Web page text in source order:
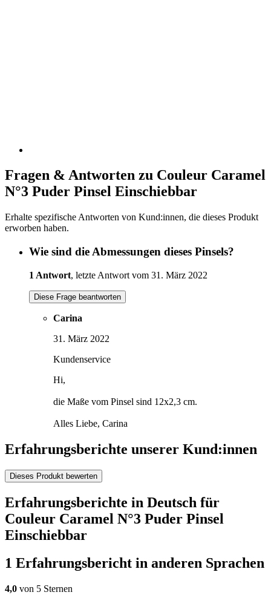
Fragen & Antworten zu Couleur Caramel
N°3 Puder Pinsel Einschiebbar
Erhalte spezifische Antworten von Kund:innen, die dieses Produkt
erworben haben.
Wie sind die Abmessungen dieses Pinsels?
1 Antwort, letzte Antwort vom 31. März 2022
Diese Frage beantworten
Carina
31. März 2022
Kundenservice
Hi,
die Maße vom Pinsel sind 12x2,3 cm.
Alles Liebe, Carina
Erfahrungsberichte unserer Kund:innen
Dieses Produkt bewerten
Erfahrungsberichte in Deutsch für
Couleur Caramel N°3 Puder Pinsel
Einschiebbar
1 Erfahrungsbericht in anderen Sprachen
4,0 von 5 Sternen